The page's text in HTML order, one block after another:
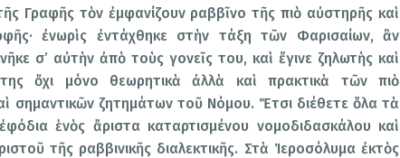
Γραφῆς τὸν ἐμφανίζουν ραββῖνο τῆς πιὸ αὐστηρῆς καὶ
ἐνωρὶς ἐντάχθηκε στὴν τάξη τῶν Φαρισαίων, ἂν
σ’ αὐτὴν ἀπὸ τοὺς γονεῖς του, καὶ ἔγινε ζηλωτὴς καὶ
ὄχι μόνο θεωρητικὰ ἀλλὰ καὶ πρακτικὰ τῶν πιὸ
σημαντικῶν ζητημάτων τοῦ Νόμου. Ἔτσι διέθετε ὅλα τὰ
ἑνὸς ἄριστα καταρτισμένου νομοδιδασκάλου καὶ
τῆς ραββινικῆς διαλεκτικῆς. Στὰ Ἱεροσόλυμα ἐκτὸς